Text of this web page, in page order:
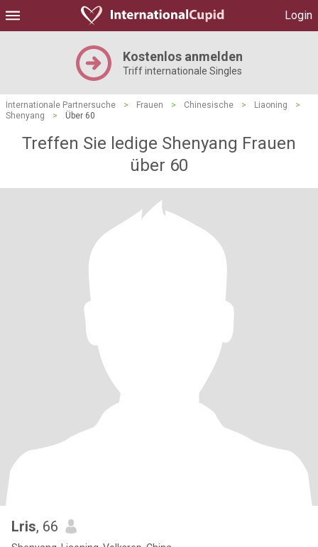
Login
Kostenlos anmelden
Triff internationale Singles
Internationale Partnersuche > Frauen > Chinesische > Liaoning
>
Shenyang
> Über 60
Treffen Sie ledige Shenyang Frauen
über 60
Lris, 66